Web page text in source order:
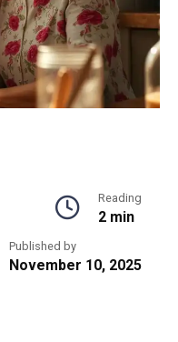
Reading
2 min
Published by
November 10, 2025